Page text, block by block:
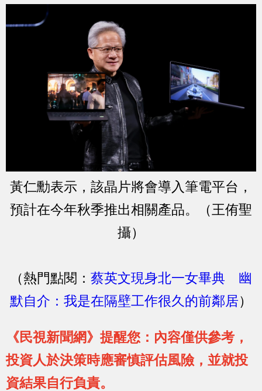
黃仁勳表示，該晶片將會導入筆電平台，
預計在今年秋季推出相關產品。（王侑聖
攝）
（熱門點閱： 蔡英文現身北一女畢典 幽
默自介：我是在隔壁工作很久的前鄰居）
《民視新聞網》提醒您：內容僅供參考，
投資人於決策時應審慎評估風險，並就投
資結果自行負責。